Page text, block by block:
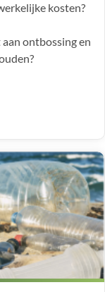
kosten?
ontbossing en